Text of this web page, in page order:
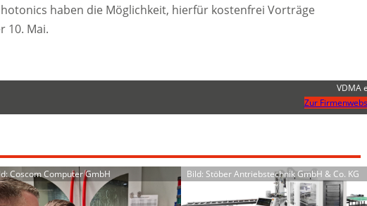
haben die Möglichkeit, hierfür kostenfrei Vorträge
10. Mai.
VDMA
Zur
Coscom Computer GmbH Bild: Stöber Antriebstechnik GmbH & Co. KG